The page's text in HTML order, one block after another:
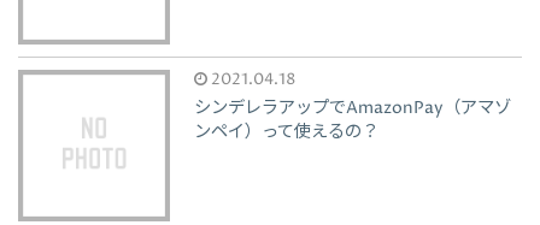
2021.04.18
シンデレラアップでAmazonPay（アマゾ
ンペイ）って使えるの？